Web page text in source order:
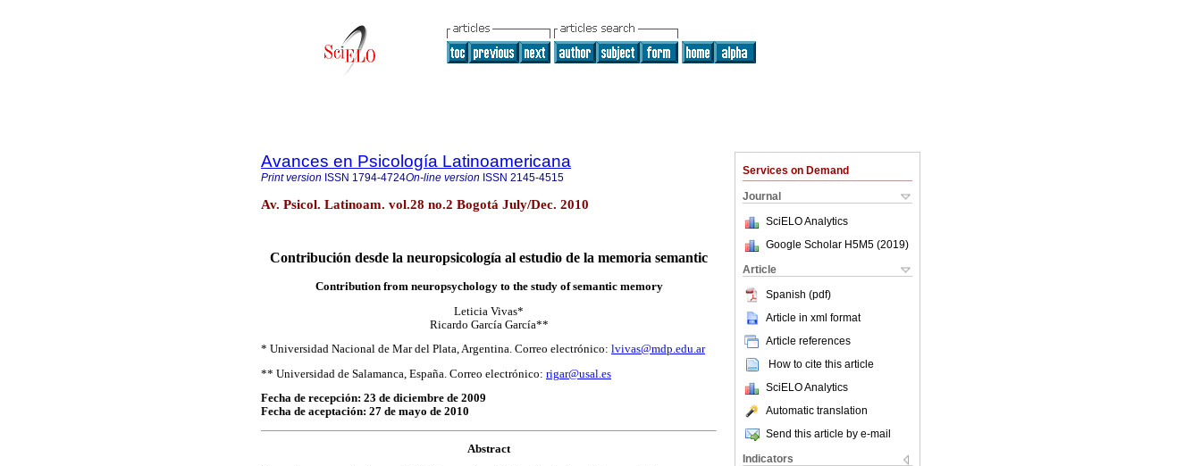
Services on Demand
Journal
SciELO Analytics
Google Scholar H5M5 (2019)
Article
Spanish (pdf)
Article in xml format
Article references
How to cite this article
SciELO Analytics
Automatic translation
Send this article by e-mail
Indicators
Avances en Psicología Latinoamericana
Print version ISSN 1794-4724On-line version ISSN 2145-4515
Av. Psicol. Latinoam. vol.28 no.2 Bogotá July/Dec. 2010
Contribución desde la neuropsicología al estudio de la memoria semantic
Contribution from neuropsychology to the study of semantic memory
Leticia Vivas*
Ricardo García García**
* Universidad Nacional de Mar del Plata, Argentina. Correo electrónico: lvivas@mdp.edu.ar
** Universidad de Salamanca, España. Correo electrónico: rigar@usal.es
Fecha de recepción: 23 de diciembre de 2009
Fecha de aceptación: 27 de mayo de 2010
Abstract